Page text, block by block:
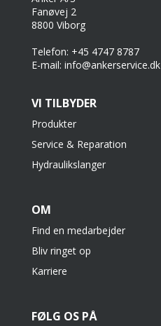
Fanøvej 2
8800 Viborg
Telefon: +45 4747 8787
E-mail: info@ankerservice.dk
VI TILBYDER
Produkter
Service & Reparation
Hydraulikslanger
OM
Find en medarbejder
Bliv ringet op
Karriere
FØLG OS PÅ